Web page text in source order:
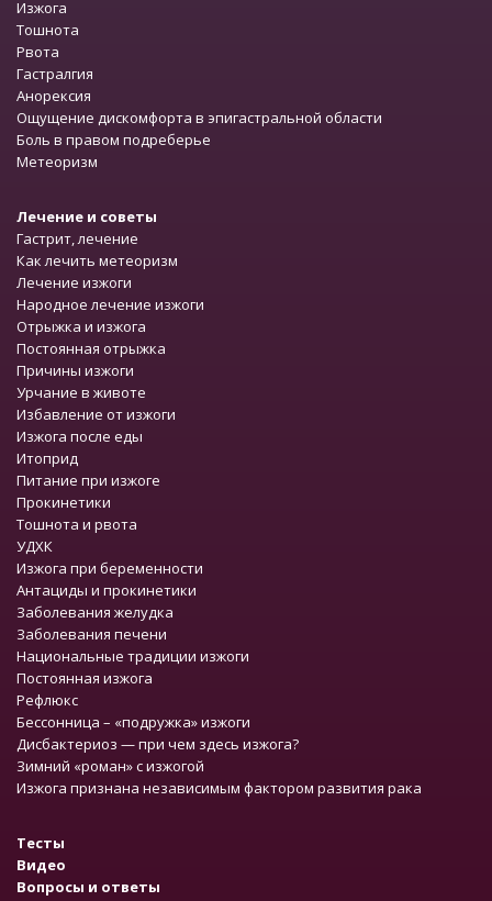
Изжога
Тошнота
Рвота
Гастралгия
Анорексия
Ощущение дискомфорта в эпигастральной области
Боль в правом подреберье
Метеоризм
Лечение и советы
Гастрит, лечение
Как лечить метеоризм
Лечение изжоги
Народное лечение изжоги
Отрыжка и изжога
Постоянная отрыжка
Причины изжоги
Урчание в животе
Избавление от изжоги
Изжога после еды
Итоприд
Питание при изжоге
Прокинетики
Тошнота и рвота
УДХК
Изжога при беременности
Антациды и прокинетики
Заболевания желудка
Заболевания печени
Национальные традиции изжоги
Постоянная изжога
Рефлюкс
Бессонница – «подружка» изжоги
Дисбактериоз — при чем здесь изжога?
Зимний «роман» с изжогой
Изжога признана независимым фактором развития рака
Тесты
Видео
Вопросы и ответы